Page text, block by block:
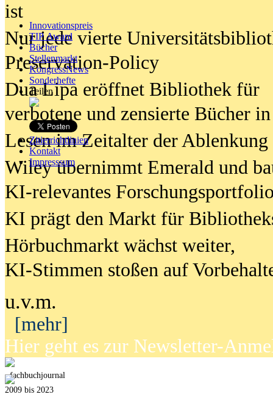
Innovationspreis
TIP Award
Bücher
Stellenmarkt
KongressNews
Sonderhefte
Teilen
Zitierrichtlinien
Kontakt
Impresssum
ist
Nur jede vierte
Preservation-Policy
Dua Lipa eröffnet Bibliothek für
verbotene und zensierte Bücher
Lesen im Zeitalter der Ablenkung
Wiley übernimmt Emerald und
KI-relevantes
KI prägt den Markt für
Hörbuchmarkt wächst weiter,
KI-Stimmen stoßen auf
u.v.m.
[mehr]
Hier geht es zur Newsletter-
fachbuchjournal
2009 bis 2023